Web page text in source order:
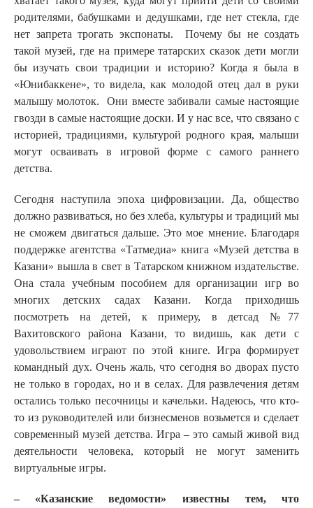
родителями, бабушками и дедушками, где нет стекла, где
нет запрета трогать экспонаты. Почему бы не создать
такой музей, где на примере татарских сказок дети могли
бы изучать свои традиции и историю? Когда я была в
«Юнибаккене», то видела, как молодой отец дал в руки
малышу молоток. Они вместе забивали самые настоящие
гвозди в самые настоящие доски. И у нас все, что связано с
историей, традициями, культурой родного края, малыши
могут осваивать в игровой форме с самого раннего
детства.
Сегодня наступила эпоха цифровизации. Да, общество
должно развиваться, но без хлеба, культуры и традиций мы
не сможем двигаться дальше. Это мое мнение. Благодаря
поддержке агентства «Татмедиа» книга «Музей детства в
Казани» вышла в свет в Татарском книжном издательстве.
Она стала учебным пособием для организации игр во
многих детских садах Казани. Когда приходишь
посмотреть на детей, к примеру, в детсад №77
Вахитовского района Казани, то видишь, как дети с
удовольствием играют по этой книге. Игра формирует
командный дух. Очень жаль, что сегодня во дворах пусто
не только в городах, но и в селах. Для развлечения детям
остались только песочницы и качельки. Надеюсь, что кто-
то из руководителей или бизнесменов возьмется и сделает
современный музей детства. Игра – это самый живой вид
деятельности человека, который не могут заменить
виртуальные игры.
– «Казанские ведомости» известны тем, что